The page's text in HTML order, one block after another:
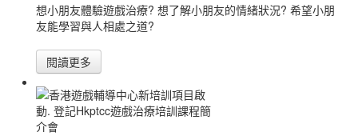
想小朋友體驗遊戲治療? 想了解小朋友的情緒狀況? 希望小朋
友能學習與人相處之道?
閱讀更多